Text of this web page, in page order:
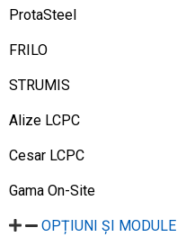
ProtaSteel
FRILO
STRUMIS
Alize LCPC
Cesar LCPC
Gama On-Site
OPȚIUNI ȘI MODULE